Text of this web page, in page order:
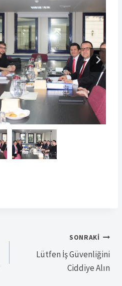
SONRAKI
Lütfen İş Güvenliğini
Ciddiye Alın